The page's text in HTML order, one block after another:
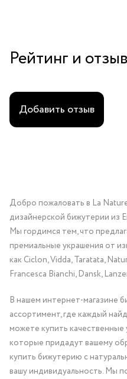
Рейтинг и
Добавить отзыв
Добро пожаловать в La
дизайнерской бижутерии из
Мы гордимся тем, что
премиальные украшения от
как Ciclon, Vidda, Taratata,
Francesca Bianchi, Dansk,
В нашем интернет-магазине
ассортимент, где каждый
можете купить
которые придадут вашему
купить бижутерию с
вашу индивидуальность. Мы